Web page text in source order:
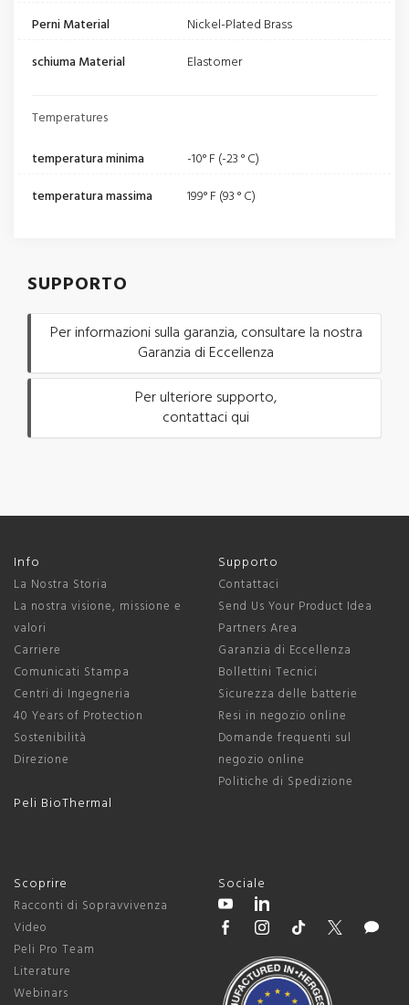
Perni Material
Nickel-Plated Brass
schiuma Material
Elastomer
Temperatures
temperatura minima
-10° F (-23 ° C)
temperatura massima
199° F (93 ° C)
SUPPORTO
Per informazioni sulla garanzia, consultare la nostra
Garanzia di Eccellenza
Per ulteriore supporto,
contattaci qui
Info
La Nostra Storia
La nostra visione, missione e
valori
Carriere
Comunicati Stampa
Centri di Ingegneria
40 Years of Protection
Sostenibilità
Direzione
Peli BioThermal
Supporto
Contattaci
Send Us Your Product Idea
Partners Area
Garanzia di Eccellenza
Bollettini Tecnici
Sicurezza delle batterie
Resi in negozio online
Domande frequenti sul
negozio online
Politiche di Spedizione
Scoprire
Racconti di Sopravvivenza
Video
Peli Pro Team
Literature
Webinars
Sociale